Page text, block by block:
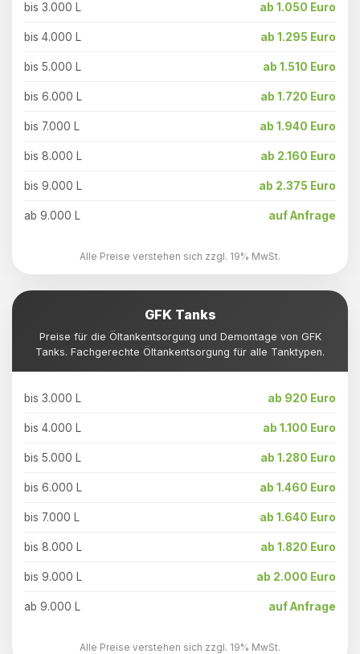
bis 3.000 L ab 1.050 Euro
bis 4.000 L ab 1.295 Euro
bis 5.000 L ab 1.510 Euro
bis 6.000 L ab 1.720 Euro
bis 7.000 L ab 1.940 Euro
bis 8.000 L ab 2.160 Euro
bis 9.000 L ab 2.375 Euro
ab 9.000 L auf Anfrage
Alle Preise verstehen sich zzgl. 19% MwSt.
GFK Tanks
Preise für die Öltankentsorgung und Demontage von GFK
Tanks. Fachgerechte Öltankentsorgung für alle Tanktypen.
bis 3.000 L ab 920 Euro
bis 4.000 L ab 1.100 Euro
bis 5.000 L ab 1.280 Euro
bis 6.000 L ab 1.460 Euro
bis 7.000 L ab 1.640 Euro
bis 8.000 L ab 1.820 Euro
bis 9.000 L ab 2.000 Euro
ab 9.000 L auf Anfrage
Alle Preise verstehen sich zzgl. 19% MwSt.